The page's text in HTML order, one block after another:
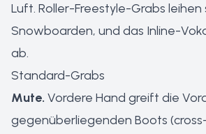
Luft. Roller-Freestyle-Grabs leihen
Snowboarden, und das Inline-
ab.
Standard-Grabs
Mute. Vordere Hand greift die
gegenüberliegenden Boots